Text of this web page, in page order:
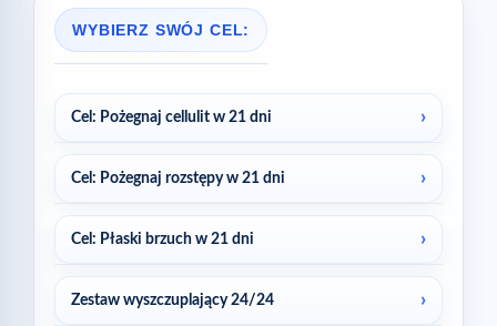
WYBIERZ SWÓJ CEL:
Cel: Pożegnaj cellulit w 21 dni
Cel: Pożegnaj rozstępy w 21 dni
Cel: Płaski brzuch w 21 dni
Zestaw wyszczuplający 24/24